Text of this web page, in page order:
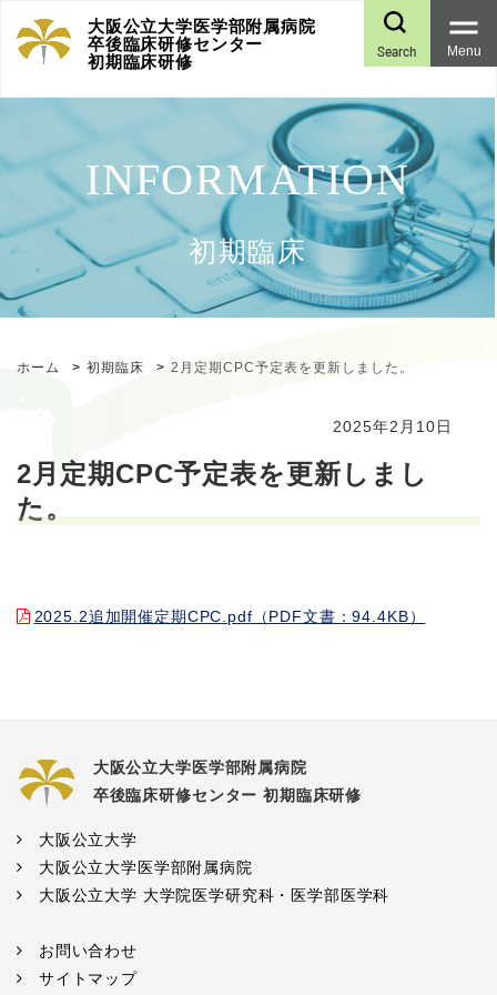
大阪公立大学医学部附属病院
卒後臨床研修センター
初期臨床研修
Search Menu
初期臨床
ホーム 初期臨床 2月定期CPC予定表を更新しました。
2025年2月10日
2月定期CPC予定表を更新しまし
た。
2025.2追加開催定期CPC.pdf（PDF文書：94.4KB）
大阪公立大学医学部附属病院
卒後臨床研修センター 初期臨床研修
大阪公立大学
大阪公立大学医学部附属病院
大阪公立大学 大学院医学研究科・医学部医学科
お問い合わせ
サイトマップ